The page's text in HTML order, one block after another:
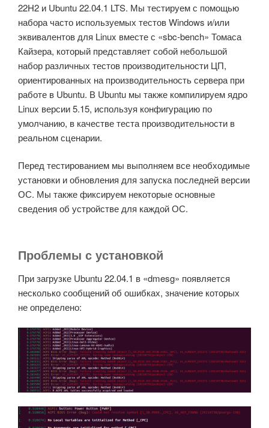
22H2 и Ubuntu 22.04.1 LTS. Мы тестируем с помощью
набора часто используемых тестов Windows и/или
эквивалентов для Linux вместе с «sbc-bench» Томаса
Кайзера, который представляет собой небольшой
набор различных тестов производительности ЦП,
ориентированных на производительность сервера при
работе в Ubuntu. В Ubuntu мы также компилируем ядро ​​
Linux версии 5.15, используя конфигурацию по
умолчанию, в качестве теста производительности в
реальном сценарии.
Перед тестированием мы выполняем все необходимые
установки и обновления для запуска последней версии
ОС. Мы также фиксируем некоторые основные
сведения об устройстве для каждой ОС.
Проблемы с установкой
При загрузке Ubuntu 22.04.1 в «dmesg» появляется
несколько сообщений об ошибках, значение которых
не определено: